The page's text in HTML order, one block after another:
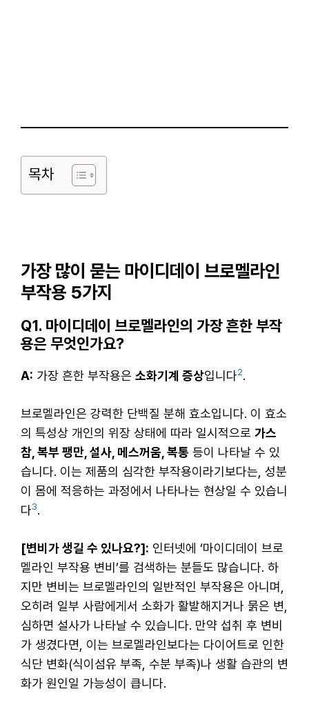
목차
가장 많이 묻는 마이디데이 브로멜라인
부작용 5가지
Q1. 마이디데이 브로멜라인의 가장 흔한 부작
용은 무엇인가요?
A: 가장 흔한 부작용은 소화기계 증상입니다2.
브로멜라인은 강력한 단백질 분해 효소입니다. 이 효소
의 특성상 개인의 위장 상태에 따라 일시적으로 가스
참, 복부 팽만, 설사, 메스꺼움, 복통 등이 나타날 수 있
습니다. 이는 제품의 심각한 부작용이라기보다는, 성분
이 몸에 적응하는 과정에서 나타나는 현상일 수 있습니
다3.
[변비가 생길 수 있나요?]: 인터넷에 ‘마이디데이 브로
멜라인 부작용 변비’를 검색하는 분들도 많습니다. 하
지만 변비는 브로멜라인의 일반적인 부작용은 아니며,
오히려 일부 사람에게서 소화가 활발해지거나 묽은 변,
심하면 설사가 나타날 수 있습니다. 만약 섭취 후 변비
가 생겼다면, 이는 브로멜라인보다는 다이어트로 인한
식단 변화(식이섬유 부족, 수분 부족)나 생활 습관의 변
화가 원인일 가능성이 큽니다.